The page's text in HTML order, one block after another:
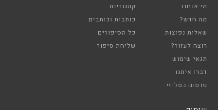
מי אנחנו
מה חדש?
שאלות נפוצות
רוצה לעזור?
תנאי שימוש
דברו איתנו
פרסום בסליזי
קטגוריות
כותבות וכותבים
כל הסיפורים
שליחת סיפור